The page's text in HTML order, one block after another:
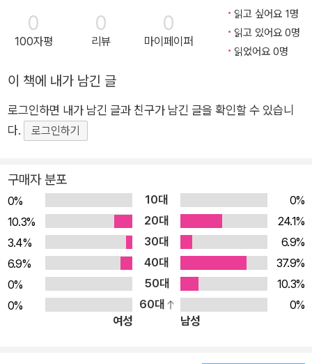
제로 10명 이상의 직원이 있는 기업에서 클라우드만 사용하는 경우
는 만나보지 못했다. 대부분 로컬사용자 계정 인증이나 DHCP, 인쇄
서비스, 로컬 파일 서버 등을 관리하는 데 적어도 한 대 이상의 온프레
미스 서버를 사용한다. 또한 기업들은 보안 문제 때문에 클라우드로
부 데이터와 사용자 계정을 클라우드로 보낼 수는 있다. 그러나 민감
하거나 기밀인 기업 데이터는 어떨까? 클라우드에 데이터가 있다면
할 수 있을까? 여러분은 이를 보장할 수 없다. 이것만으로도 나와 대
화를 나눈 사람들은 자신의 정보를 클라우드로 모두 옮기는 것을 중
단한다.
Windows Server 플랫폼에 대한 지식을 쌓는 것이 여전히 중요한
두 번째 이유는, 모든 것을 클라우드로 옮기겠다고 결정한 후에도 클
라우드에서 실행되는 서버 플랫폼에 로그인하고 관리해야 한다는 점
이다. 클라우드 서비스에 Azure를 사용하는 경우, Server 2016이
클라우드에 있더라도 환경 관리를 위해 Windows Server 2016 인
참고하며 활용할 수 있는 책이 나오게 돼 다행이라 생각한다. 이 책은
105개의 Windows Server 2016 핵심 예제로 구성돼 있다. 이전
버전의 Windows 서버에서 수행한 핵심 인프라 작업을 Windows
서 일반적인 역할과 서비스를 향상시키는 새로운 기능을 업무에 도입
하는 방법을 다룬다. 그뿐만 아니라 Active Directory, DNS, DHC
P, 인증 서비스와 같은 마이크로소프트 네트워크 기능을 구현하는 방
법에 대해서도 친절하게 설명하고 있다. Windows Server 2016에
ws Server 2016에서 일반적인 역할과 서비스를 향상시키는 새
로운 기능을 업무에 도입하는 방법뿐 아니라 Active Directory,
DNS, DHCP, 인증 서비스와 같은 Microsoft 네트워크 기능을
구현하는 방법에 대해서도 학습한다. ★ 이 책에서 다루는 내용
★ ■ 성공적인 Windows 네트워크를 위한 인프라 구축 ■ 새
서버 2016 인터페이스를 효율적으로 다루기 ■ Windows 서버
환경에 견고한 네트워킹 및 보안 경험 적용 ■ 나만의 PKI를 설
펴보기 ■ 서버와 Hyper-V에서 중첩 가상화 활성화 ■ DirectA
ccess를 포함한 Microsoft만의 원격 접속 기술로 원격 노트북
을 회사 네트워크에 다시 연결하기 ■ 원격 데스크톱 서비스 설정
을 통해 데이터 및 애플리케이션 접속 가능 중심 지점 제공하기
■ 최적의 그룹 정책 구성 ■ PowerShell 5.0 스크립트를 통한
업무 자동화 ★ 이 책의 대상 독자 ★ 이 책은 Windows Server
2012 R2 또는 그 이전 버전을 경험한 적이 있거나 Windows S
erver를 처음 접하는 시스템 관리자와 IT 전문가를 위한 책이다.
0
100자평
0
리뷰
0
마이페이퍼
읽고 싶어요 1명
읽고 있어요 0명
읽었어요 0명
이 책에 내가 남긴 글
로그인하면 내가 남긴 글과 친구가 남긴 글을 확인할 수 있습니
다.
로그인하기
구매자 분포
0% 10대
0%
10.3%
20대
24.1%
3.4%
30대
6.9%
6.9%
40대
37.9%
0%
50대
10.3%
0%
60대
0%
여성
남성